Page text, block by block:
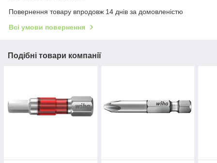
Повернення товару впродовж 14 днів за домовленістю
Всі умови повернення
Подібні товари компанії